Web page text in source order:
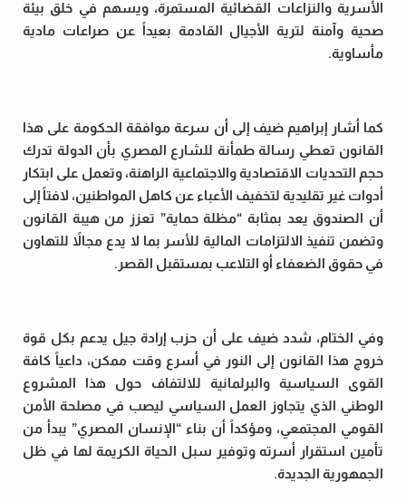
الأسرية والنزاعات القضائية المستمرة، ويسهم في خلق بيئة
صحية وآمنة لترية الأجيال القادمة بعيداً عن صراعات مادية
مأساوية.
كما أشار إبراهيم ضيف إلى أن سرعة موافقة الحكومة على هذا
القانون تعطي رسالة طمأنة للشارع المصري بأن الدولة تدرك
حجم التحديات الاقتصادية والاجتماعية الراهنة، وتعمل على ابتكار
أدوات غير تقليدية لتخفيف الأعباء عن كاهل المواطنين، لافتاً إلى
أن الصندوق يعد بمثابة “مظلة حماية” تعزز من هيبة القانون
وتضمن تنفيذ الالتزامات المالية للأسر بما لا يدع مجالاً للتهاون
في حقوق الضعفاء أو التلاعب بمستقبل القصر.
وفي الختام، شدد ضيف على أن حزب إرادة جيل يدعم بكل قوة
خروج هذا القانون إلى النور في أسرع وقت ممكن، داعياً كافة
القوى السياسية والبرلمانية للالتفاف حول هذا المشروع
الوطني الذي يتجاوز العمل السياسي ليصب في مصلحة الأمن
القومي المجتمعي، ومؤكداً أن بناء “الإنسان المصري” يبدأ من
تأمين استقرار أسرته وتوفير سبل الحياة الكريمة لها في ظل
الجمهورية الجديدة.